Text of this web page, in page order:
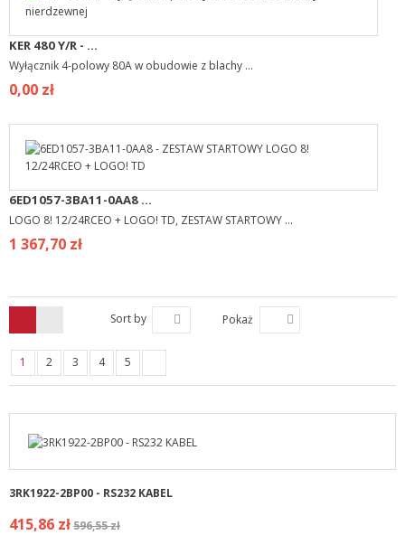
KER 480 Y/R - ...
Wyłącznik 4-polowy 80A w obudowie z blachy ...
0,00 zł
6ED1057-3BA11-0AA8 ...
LOGO 8! 12/24RCEO + LOGO! TD, ZESTAW STARTOWY ...
1 367,70 zł
Sort by Pokaż
1 2 3 4 5
3RK1922-2BP00 - RS232 KABEL
415,86 zł596,55 zł